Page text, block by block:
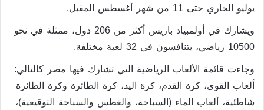
يوليو الجاري حتى 11 من شهر أغسطس المقبل.
ويشارك في أولمبياد باريس أكثر من 206 دول، ممثلة في نحو
10500 رياضي، يتنافسون في 32 لعبة مختلفة.
وجاءت قائمة الألعاب الرياضية التي تشارك فيها مصر كالتالي:
ألعاب القوى، كرة القدم، كرة اليد، كرة الطائرة وكرة الطائرة
شاطئية، ألعاب الماء (السباحة، والغطس والسباحة التوقيعية)،